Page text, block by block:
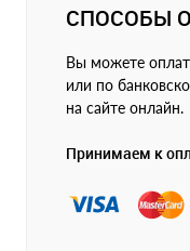
СПОСОБЫ
Вы можете
или по
на сайте онлайн.
Принимаем к